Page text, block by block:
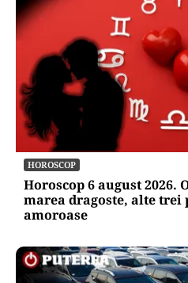
HOROSCOP
Horoscop 6 august 2026.
marea dragoste, alte trei
amoroase